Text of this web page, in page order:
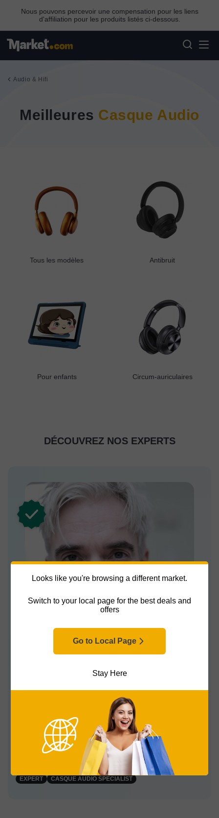
Looks like you're browsing a different market.
Switch to your local page for the best deals and
offers
Go to Local Page
Stay Here
Nous pouvons percevoir une compensation pour les liens
d'affiliation pour les produits listés ci-dessous.
Audio & Hifi
Meilleures Casque Audio
Tous les modèles Antibruit
Pour enfants Circum-auriculaires
DÉCOUVREZ NOS EXPERTS
Ted Schmitz
plus de 15 ans d'expérience dans l'industrie, et auteur-
compositeur-interprète. Ted est l'ingénieur son principal de
Berlin Recording Sessions. Diplômé en musique de la
Northwestern University et de la Manhattan School of
Music, les avis de Ted vont au-delà des spécificités et des
caractéristiques des produits, associant technologie,
passion et création de contenu.
EXPERT CASQUE AUDIO SPECIALIST
Expert